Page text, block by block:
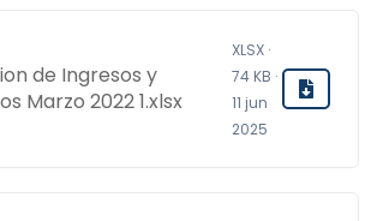
de Ingresos y
Marzo 2022 1.xlsx
XLSX ·
74 KB ·
11 jun
2025